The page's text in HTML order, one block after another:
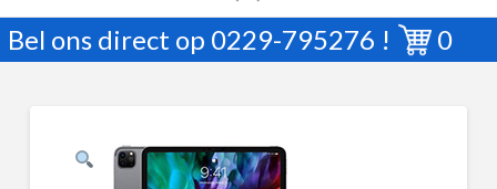
Bel ons direct op 0229-795276 ! 0